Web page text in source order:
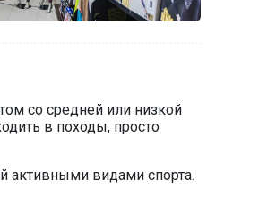
со средней или низкой
в походы, просто
активными видами спорта.